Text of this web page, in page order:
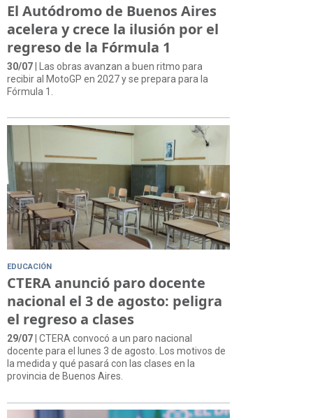
El Autódromo de Buenos Aires
acelera y crece la ilusión por el
regreso de la Fórmula 1
30/07| Las obras avanzan a buen ritmo para
recibir al MotoGP en 2027 y se prepara para la
Fórmula 1.
EDUCACIÓN
CTERA anunció paro docente
nacional el 3 de agosto: peligra
el regreso a clases
29/07 | CTERA convocó a un paro nacional
docente para el lunes 3 de agosto. Los motivos de
la medida y qué pasará con las clases en la
provincia de Buenos Aires.